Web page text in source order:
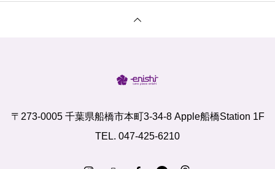
〒273-0005 千葉県船橋市本町3-34-8 Apple船橋Station 1F
TEL. 047-425-6210